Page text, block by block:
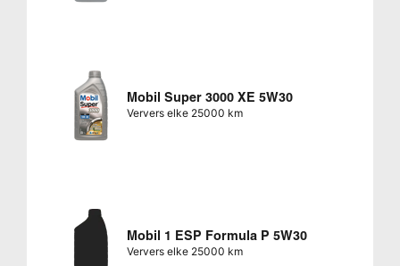
Mobil Super 3000 XE 5W30
Ververs elke 25000 km
Mobil 1 ESP Formula P 5W30
Ververs elke 25000 km